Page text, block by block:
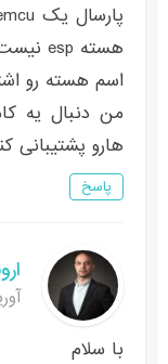
هسته esp نیست
اسم هسته رو
من دنبال یه
هارو پشتیبانی
پاسخ
آوریل 27,
با سلام